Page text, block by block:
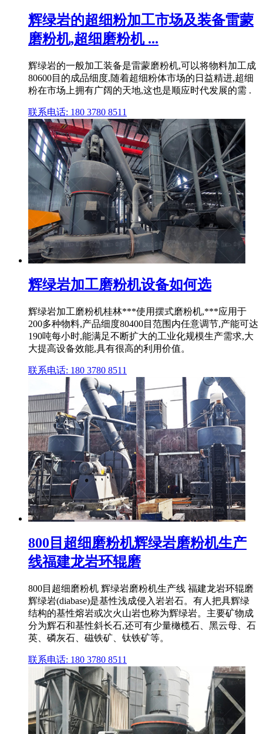
辉绿岩的超细粉加工市场及装备雷蒙
磨粉机,超细磨粉机 ...
辉绿岩的一般加工装备是雷蒙磨粉机,可以将物料加工成
80600目的成品细度,随着超细粉体市场的日益精进,超细
粉在市场上拥有广阔的天地,这也是顺应时代发展的需 .
联系电话: 180 3780 8511
辉绿岩加工磨粉机设备如何选
辉绿岩加工磨粉机桂林***使用摆式磨粉机,***应用于
200多种物料,产品细度80400目范围内任意调节,产能可达
190吨每小时,能满足不断扩大的工业化规模生产需求,大
大提高设备效能,具有很高的利用价值。
联系电话: 180 3780 8511
800目超细磨粉机辉绿岩磨粉机生产
线福建龙岩环辊磨
800目超细磨粉机 辉绿岩磨粉机生产线 福建龙岩环辊磨
辉绿岩(diabase)是基性浅成侵入岩岩石。有人把具辉绿
结构的基性熔岩或次火山岩也称为辉绿岩。主要矿物成
分为辉石和基性斜长石,还可有少量橄榄石、黑云母、石
英、磷灰石、磁铁矿、钛铁矿等。
联系电话: 180 3780 8511